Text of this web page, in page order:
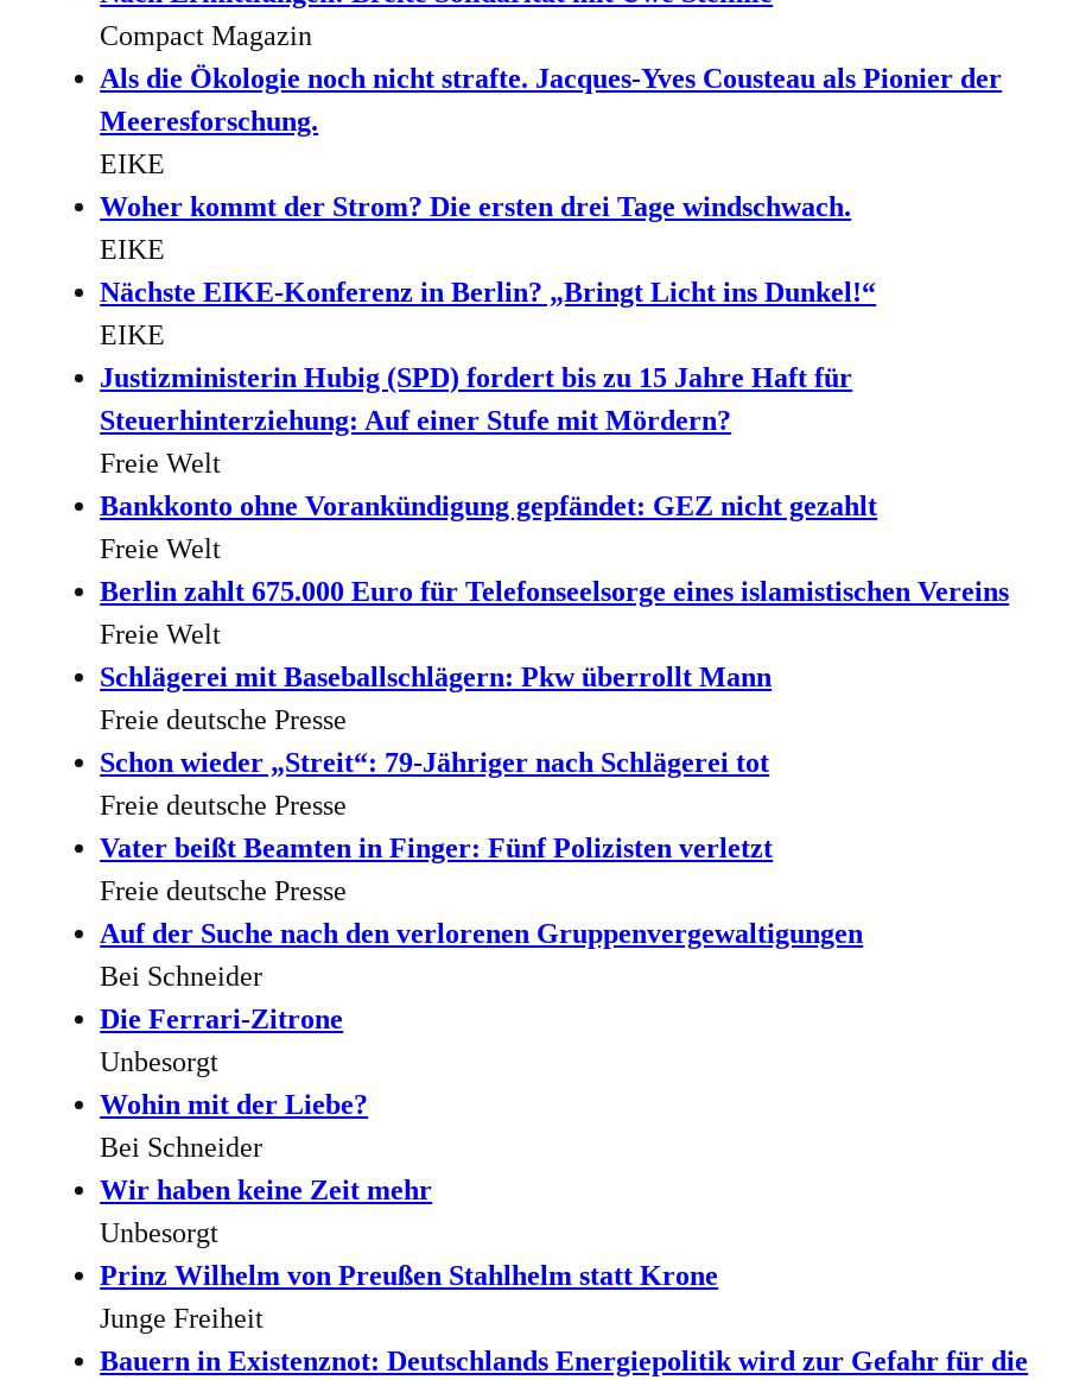
Compact Magazin
Als die Ökologie noch nicht strafte. Jacques-Yves Cousteau als Pionier der
Meeresforschung.
EIKE
Woher kommt der Strom? Die ersten drei Tage windschwach.
EIKE
Nächste EIKE-Konferenz in Berlin? „Bringt Licht ins Dunkel!“
EIKE
Justizministerin Hubig (SPD) fordert bis zu 15 Jahre Haft für
Steuerhinterziehung: Auf einer Stufe mit Mördern?
Freie Welt
Bankkonto ohne Vorankündigung gepfändet: GEZ nicht gezahlt
Freie Welt
Berlin zahlt 675.000 Euro für Telefonseelsorge eines islamistischen Vereins
Freie Welt
Schlägerei mit Baseballschlägern: Pkw überrollt Mann
Freie deutsche Presse
Schon wieder „Streit“: 79-Jähriger nach Schlägerei tot
Freie deutsche Presse
Vater beißt Beamten in Finger: Fünf Polizisten verletzt
Freie deutsche Presse
Auf der Suche nach den verlorenen Gruppenvergewaltigungen
Bei Schneider
Die Ferrari-Zitrone
Unbesorgt
Wohin mit der Liebe?
Bei Schneider
Wir haben keine Zeit mehr
Unbesorgt
Prinz Wilhelm von Preußen Stahlhelm statt Krone
Junge Freiheit
Bauern in Existenznot: Deutschlands Energiepolitik wird zur Gefahr für die